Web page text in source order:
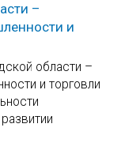
–
и
области –
и торговли